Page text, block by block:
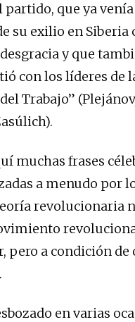
que ya venía
su exilio en Siberia
y que
con los líderes de
Trabajo”
muchas frases
a menudo por
revolucionaria
pero a condición de
en varias